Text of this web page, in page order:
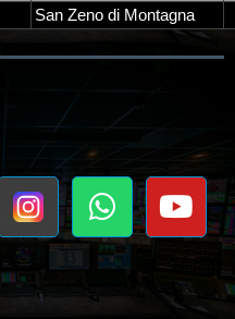
San Zeno di Montagna